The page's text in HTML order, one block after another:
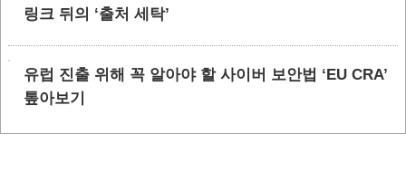
링크 뒤의 ‘출처 세탁’
유럽 진출 위해 꼭 알아야 할 사이버 보안법 ‘EU CRA’
톺아보기